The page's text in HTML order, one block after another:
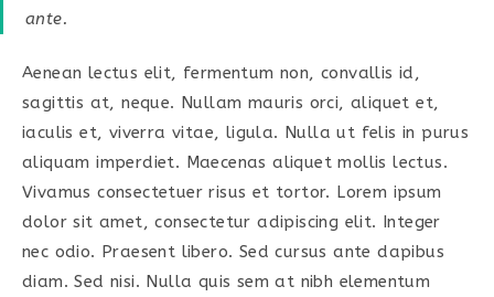
ante.
Aenean lectus elit, fermentum non, convallis id,
sagittis at, neque. Nullam mauris orci, aliquet et,
iaculis et, viverra vitae, ligula. Nulla ut felis in purus
aliquam imperdiet. Maecenas aliquet mollis lectus.
Vivamus consectetuer risus et tortor. Lorem ipsum
dolor sit amet, consectetur adipiscing elit. Integer
nec odio. Praesent libero. Sed cursus ante dapibus
diam. Sed nisi. Nulla quis sem at nibh elementum